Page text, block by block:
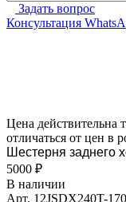
Задать вопрос
Консультация
Цена действительна
отличаться от цен в
Шестерня заднего
5000 ₽
В наличии
Арт. 12JSDX240T-